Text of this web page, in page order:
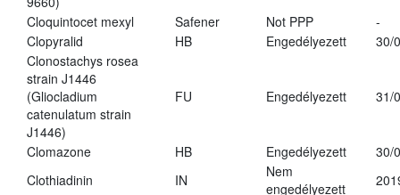
Cloquintocet mexyl Safener Not PPP
-
Clopyralid
HB Engedélyezett
30/
Clonostachys rosea
strain J1446
(Gliocladium
catenulatum strain
J1446)
FU Engedélyezett 31/
Clomazone HB Engedélyezett
30/
Clothiadinin
IN
Nem
engedélyezett